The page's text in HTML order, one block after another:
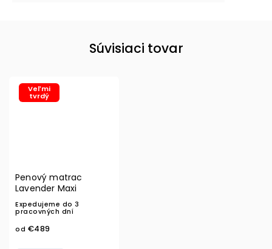
Súvisiaci tovar
Veľmi
tvrdý
Penový matrac
Lavender Maxi
Expedujeme do 3
pracovných dní
od €489